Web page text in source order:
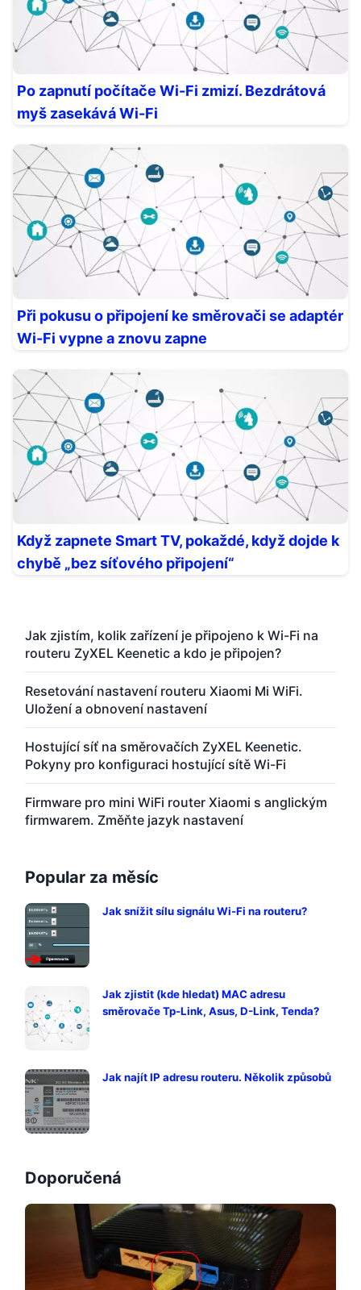
Po zapnutí počítače Wi-Fi zmizí. Bezdrátová
myš zasekává Wi-Fi
Při pokusu o připojení ke směrovači se adaptér
Wi-Fi vypne a znovu zapne
Když zapnete Smart TV, pokaždé, když dojde k
chybě „bez síťového připojení“
Jak zjistím, kolik zařízení je připojeno k Wi-Fi na
routeru ZyXEL Keenetic a kdo je připojen?
Resetování nastavení routeru Xiaomi Mi WiFi.
Uložení a obnovení nastavení
Hostující síť na směrovačích ZyXEL Keenetic.
Pokyny pro konfiguraci hostující sítě Wi-Fi
Firmware pro mini WiFi router Xiaomi s anglickým
firmwarem. Změňte jazyk nastavení
Popular za měsíc
Jak snížit sílu signálu Wi-Fi na routeru?
Jak zjistit (kde hledat) MAC adresu
směrovače Tp-Link, Asus, D-Link, Tenda?
Jak najít IP adresu routeru. Několik způsobů
Doporučená